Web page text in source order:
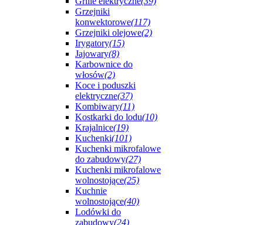
Grzejniki
konwektorowe(117)
Grzejniki olejowe(2)
Irygatory(15)
Jajowary(8)
Karbownice do
włosów(2)
Koce i poduszki
elektryczne(37)
Kombiwary(11)
Kostkarki do lodu(10)
Krajalnice(19)
Kuchenki(101)
Kuchenki mikrofalowe
do zabudowy(27)
Kuchenki mikrofalowe
wolnostojące(25)
Kuchnie
wolnostojące(40)
Lodówki do
zabudowy(24)